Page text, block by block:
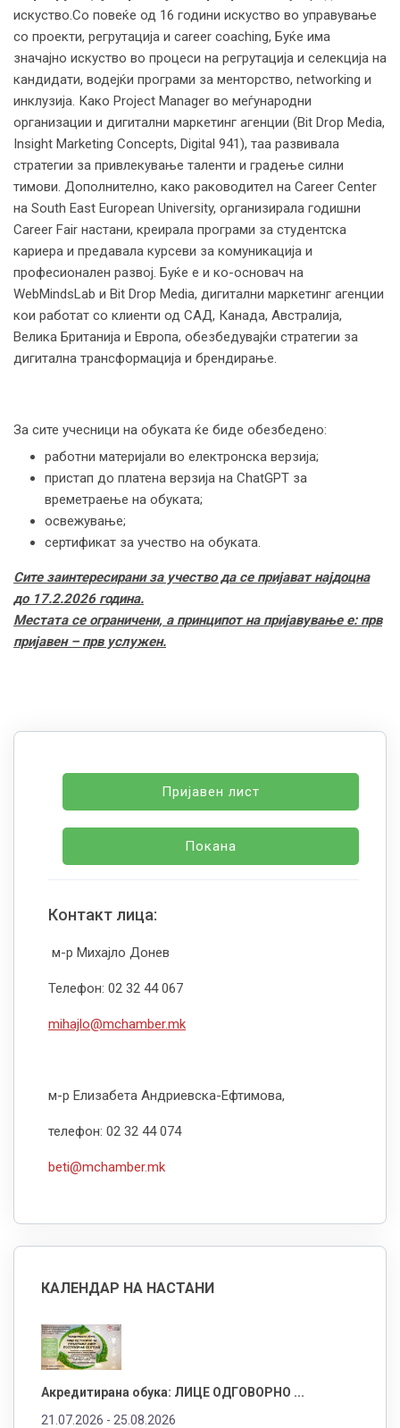
искуство.Со повеќе од 16 години искуство во управување
со проекти, регрутација и career coaching, Буќе има
значајно искуство во процеси на регрутација и селекција на
кандидати, водејќи програми за менторство, networking и
инклузија. Како Project Manager во меѓународни
организации и дигитални маркетинг агенции (Bit Drop Media,
Insight Marketing Concepts, Digital 941), таа развивалa
стратегии за привлекување таленти и градење силни
тимови. Дополнително, како раководител на Career Center
на South East European University, организирала годишни
Career Fair настани, креирала програми за студентска
кариера и предавала курсеви за комуникација и
професионален развој. Буќе е и ко-основач на
WebMindsLab и Bit Drop Media, дигитални маркетинг агенции
кои работат со клиенти од САД, Канада, Австралија,
Велика Британија и Европа, обезбедувајќи стратегии за
дигитална трансформација и брендирање.
За сите учесници на обуката ќе биде обезбедено:
работни материјали во електронска верзија;
пристап до платена верзија на ChatGPT за
времетраење на обуката;
освежување;
сертификат за учество на обуката.
Сите заинтересирани за учество да се пријават најдоцна
до 17.2.2026 година.
Местата се ограничени, а принципот на пријавување е: прв
пријавен – прв услужен.
Пријавен лист
Покана
Контакт лица:
м-р Михајло Донев
Телефон: 02 32 44 067
mihajlo@mchamber.mk
м-р Елизабета Андриевска-Ефтимова,
телефон: 02 32 44 074
beti@mchamber.mk
КАЛЕНДАР НА НАСТАНИ
Акредитирана обука: ЛИЦЕ ОДГОВОРНО ...
21.07.2026 - 25.08.2026